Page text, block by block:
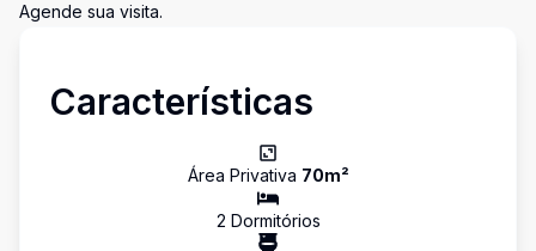
Agende sua visita.
Características
Área Privativa 70m²
2 Dormitórios